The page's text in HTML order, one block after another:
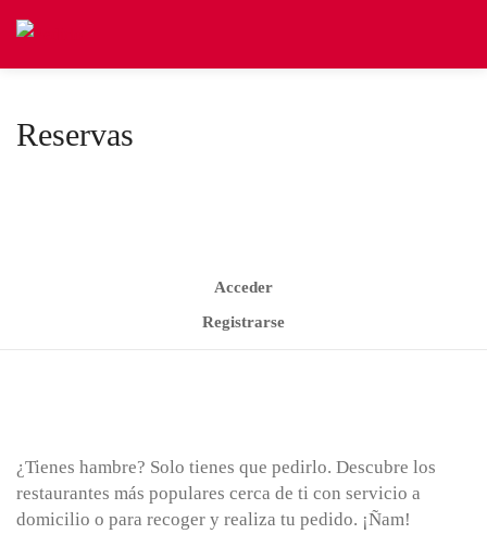
Reservas
Acceder
Registrarse
¿Tienes hambre? Solo tienes que pedirlo. Descubre los
restaurantes más populares cerca de ti con servicio a
domicilio o para recoger y realiza tu pedido. ¡Ñam!